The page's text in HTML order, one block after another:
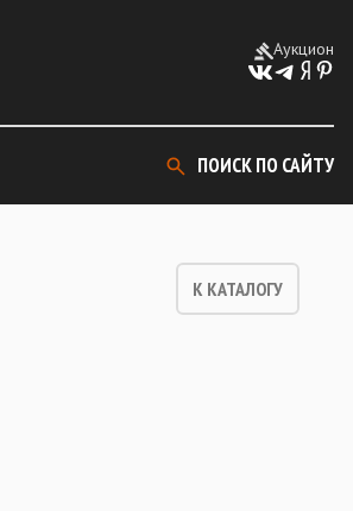
Аукцион
ПОИСК ПО САЙТУ
К КАТАЛОГУ